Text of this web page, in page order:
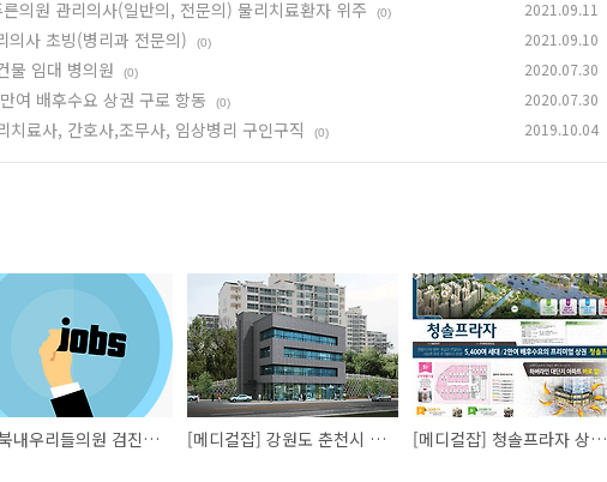
의원 관리의사(일반의, 전문의) 물리치료환자 위주
(0) 2021.09.11
의사 초빙(병리과 전문의) (0) 2021.09.10
물 임대 병의원 (0) 2020.07.30
여 배후수요 상권 구로 항동 (0) 2020.07.30
료사, 간호사,조무사, 임상병리 구인구직 (0) 2019.10.04
여주 북내우리들의원 검진센타 관리의사 초빙(병리과 전문의) [메디컬잡] 강원도 춘천시 퇴계동 건물 임대 병의원 [메디컬잡] 청솔프라자 상가분양 2만여 배후수요 상권 구로 항동